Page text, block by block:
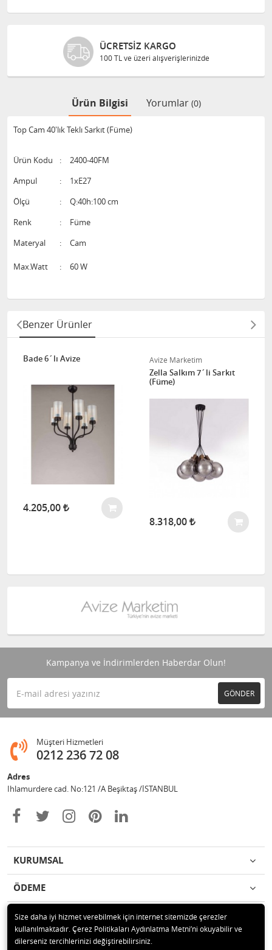
ÜCRETSIZ KARGO
100 TL ve üzeri alışverişlerinizde
Ürün Bilgisi Yorumlar (0)
Top Cam 40'lık Teklı Sarkıt (Füme)
Ürün Kodu :
2400-40FM
Ampul
:
1xE27
Ölçü
:
Q:40h:100 cm
Renk
:
Füme
Materyal
: Cam
Max.Watt : 60 W
Benzer Ürünler
Bade 6´lı Avize
4.205,00
Avize Marketim
Zella Salkım 7´li Sarkıt
(Füme)
8.318,00
Kampanya ve İndirimlerden Haberdar Olun!
GÖNDER
Müşteri Hizmetleri
0212 236 72 08
Adres
Ihlamurdere cad. No:121 /A Beşiktaş /İSTANBUL
KURUMSAL
ÖDEME
İLETİŞİM
© 2020 Avize Marketim Tüm hakları saklıdır.
Size daha iyi hizmet verebilmek için internet sitemizde çerezler
kullanılmaktadır. Çerez Politikaları Aydınlatma Metni’ni okuyabilir ve
dilerseniz tercihlerinizi değiştirebilirsiniz.